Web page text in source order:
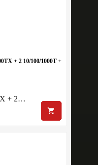
+ 2 10/100/1000T +
+ 2…